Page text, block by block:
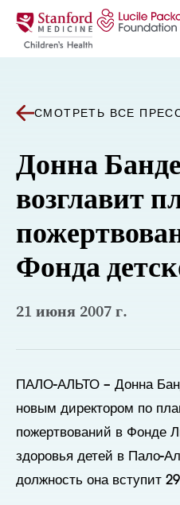
Перейти к содержанию
СМОТРЕТЬ ВСЕ
Донна
возглавит
Фонда
21 июня 2007 г.
ПАЛО-АЛЬТО – Донна
новым директором по
пожертвований в Фонде
здоровья детей в Пало-
должность она вступит